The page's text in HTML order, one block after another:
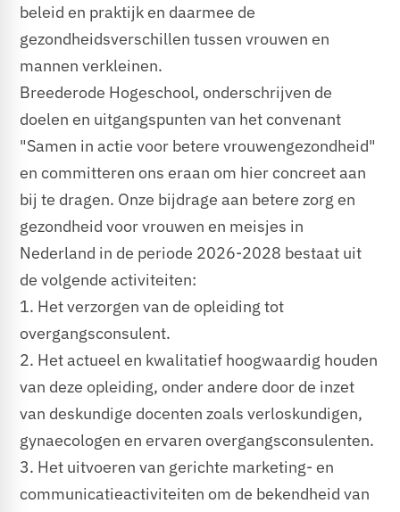
beleid en praktijk en daarmee de
gezondheidsverschillen tussen vrouwen en
mannen verkleinen.
Breederode Hogeschool, onderschrijven de
doelen en uitgangspunten van het convenant
"Samen in actie voor betere vrouwengezondheid"
en committeren ons eraan om hier concreet aan
bij te dragen. Onze bijdrage aan betere zorg en
gezondheid voor vrouwen en meisjes in
Nederland in de periode 2026-2028 bestaat uit
de volgende activiteiten:
1. Het verzorgen van de opleiding tot
overgangsconsulent.
2. Het actueel en kwalitatief hoogwaardig houden
van deze opleiding, onder andere door de inzet
van deskundige docenten zoals verloskundigen,
gynaecologen en ervaren overgangsconsulenten.
3. Het uitvoeren van gerichte marketing- en
communicatieactiviteiten om de bekendheid van